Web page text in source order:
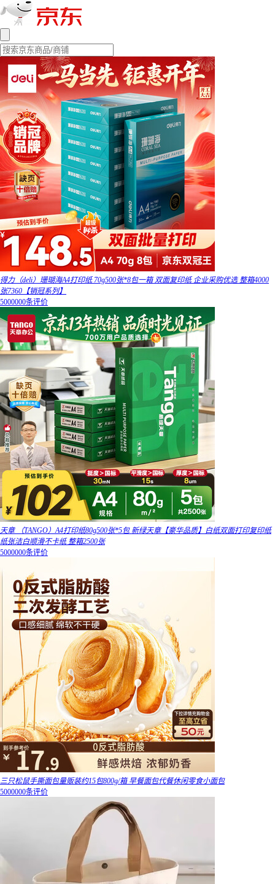
得力（deli）珊瑚海A4打印纸 70g500张*8包一箱 双面复印纸 企业采购优选 整箱4000
张7360【销冠系列】
5000000条评价
天章 （TANGO）A4打印纸80g500张*5包 新绿天章【豪华品质】白纸双面打印复印纸
纸张洁白顺滑不卡纸 整箱2500张
5000000条评价
三只松鼠手撕面包量贩装约15包800g/箱 早餐面包代餐休闲零食小面包
5000000条评价